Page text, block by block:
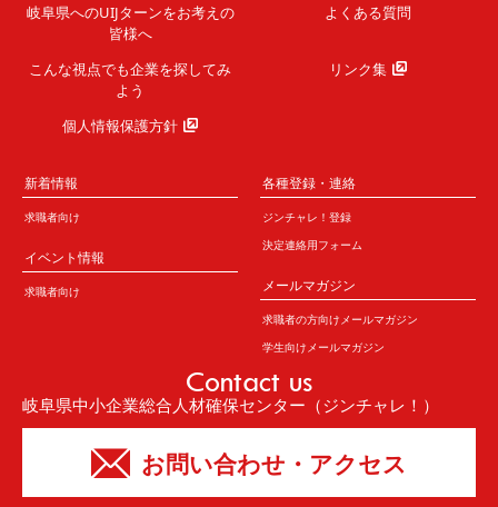
岐阜県へのUIJターンをお考えの
皆様へ
よくある質問
こんな視点でも企業を探してみ
よう
リンク集
個人情報保護方針
新着情報
求職者向け
イベント情報
求職者向け
各種登録・連絡
ジンチャレ！登録
決定連絡用フォーム
メールマガジン
求職者の方向けメールマガジン
学生向けメールマガジン
Contact us
岐阜県中小企業総合人材確保センター（ジンチャレ！）
お問い合わせ・アクセス